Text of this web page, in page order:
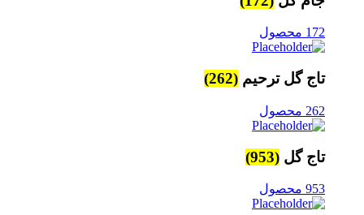
172 محصول
تاج گل ترحیم (262)
262 محصول
تاج گل (953)
953 محصول